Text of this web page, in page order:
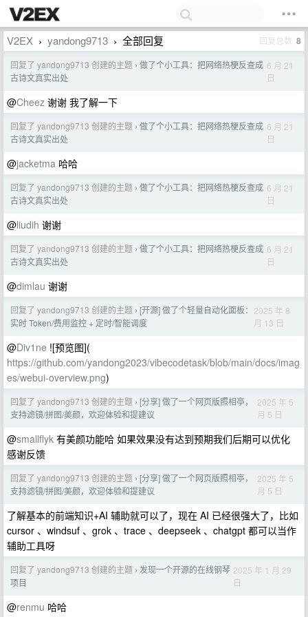
V2EX › yandong9713 › 全部回复 回复总数 8
回复了 yandong9713 创建的主题 › 做了个小工具：把网络热梗反查成
古诗文真实出处
6 月 21
日
@Cheez 谢谢 我了解一下
回复了 yandong9713 创建的主题 › 做了个小工具：把网络热梗反查成
古诗文真实出处
6 月 21
日
@jacketma 哈哈
回复了 yandong9713 创建的主题 › 做了个小工具：把网络热梗反查成
古诗文真实出处
6 月 21
日
@liudih 谢谢
回复了 yandong9713 创建的主题 › 做了个小工具：把网络热梗反查成
古诗文真实出处
6 月 21
日
@dimlau 谢谢
回复了 yandong9713 创建的主题 › [开源] 做了个轻量自动化面板：
实时 Token/费用监控 + 定时/智能调度
2025 年 8
月 13 日
@Div1ne ![预览图](
https://github.com/yandong2023/vibecodetask/blob/main/docs/imag
es/webui-overview.png)
回复了 yandong9713 创建的主题 › [分享] 做了一个网页版照相亭，
支持滤镜/拼图/美颜，欢迎体验和提建议
2025 年 5
月 5 日
@smallflyk 有美颜功能哈 如果效果没有达到预期我们后期可以优化
感谢反馈
回复了 yandong9713 创建的主题 › [分享] 做了一个网页版照相亭，
支持滤镜/拼图/美颜，欢迎体验和提建议
2025 年 5
月 5 日
了解基本的前端知识+AI 辅助就可以了，现在 AI 已经很强大了，比如
cursor 、windsuf 、grok 、trace 、deepseek 、chatgpt 都可以当作
辅助工具呀
回复了 yandong9713 创建的主题 › 发现一个开源的在线钢琴
项目
2025 年 1 月 29
日
@renmu 哈哈